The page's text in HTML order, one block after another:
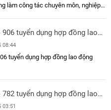
làm công tác chuyên môn, nghiệp
906 tuyển dụng hợp đồng lao
08:44
tuyển dụng hợp đồng lao động
782 tuyển dụng hợp đồng lao
03:51